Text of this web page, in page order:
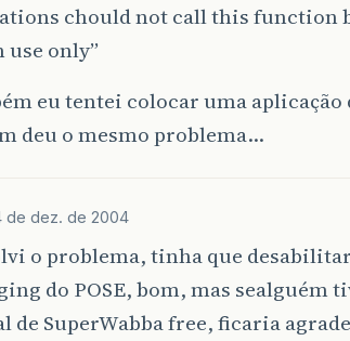
chould not call this function
use only”
eu tentei colocar uma aplicação
deu o mesmo problema…
de dez. de 2004
o problema, tinha que
do POSE, bom, mas sealguém
de SuperWabba free, ficaria